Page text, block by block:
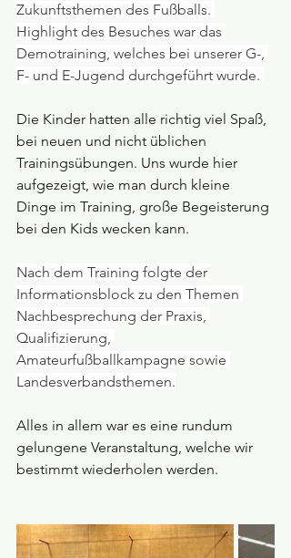
Zukunftsthemen des Fußballs.
Highlight des Besuches war das
Demotraining, welches bei unserer G-,
F- und E-Jugend durchgeführt wurde.
Die Kinder hatten alle richtig viel Spaß,
bei neuen und nicht üblichen
Trainingsübungen. Uns wurde hier
aufgezeigt, wie man durch kleine
Dinge im Training, große Begeisterung
bei den Kids wecken kann.
Nach dem Training folgte der
Informationsblock zu den Themen
Nachbesprechung der Praxis,
Qualifizierung,
Amateurfußballkampagne sowie
Landesverbandsthemen.
Alles in allem war es eine rundum
gelungene Veranstaltung, welche wir
bestimmt wiederholen werden.